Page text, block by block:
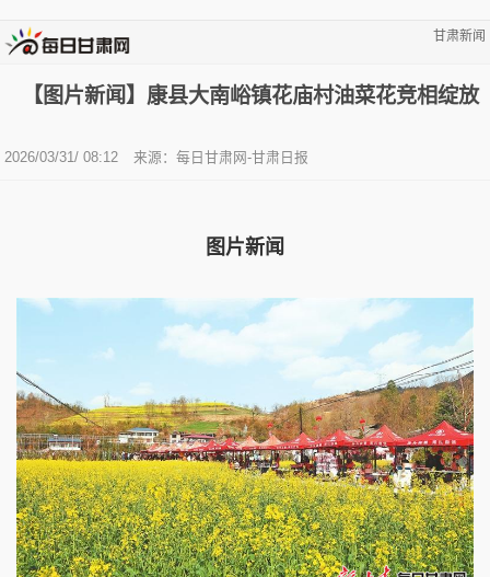
甘肃新闻
【图片新闻】康县大南峪镇花庙村油菜花竞相绽放
2026/03/31/ 08:12 来源：每日甘肃网-甘肃日报
图片新闻